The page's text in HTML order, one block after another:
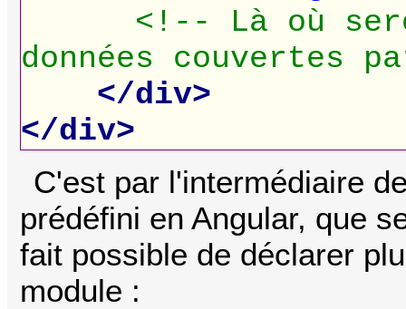
<!-- Là où
données couvertes
</div>
</div>
C'est par l'intermédiaire
prédéfini en Angular, que
fait possible de déclarer
module :